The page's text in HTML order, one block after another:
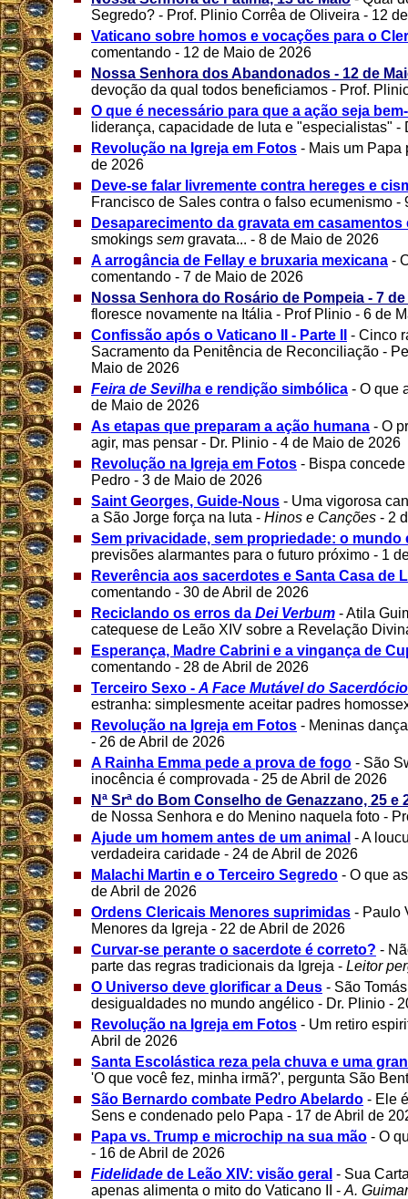
Segredo? - Prof. Plinio Corrêa de Oliveira - 12
Vaticano sobre homos e vocações para o
comentando - 12 de Maio de 2026
Nossa Senhora dos Abandonados - 12 de
devoção da qual todos beneficiamos - Prof.
O que é necessário para que a ação seja
liderança, capacidade de luta e "especialistas" -
Revolução na Igreja em Fotos - Mais um Papa
de 2026
Deve-se falar livremente contra hereges e
Francisco de Sales contra o falso ecumenismo -
Desaparecimento da gravata em casamentos
smokings sem gravata... - 8 de Maio de 2026
A arrogância de Fellay e bruxaria mexicana -
comentando - 7 de Maio de 2026
Nossa Senhora do Rosário de Pompeia - 7 de
floresce novamente na Itália - Prof Plinio - 6 de
Confissão após o Vaticano II - Parte II
- Cinco
Sacramento da Penitência de Reconciliação -
Maio de 2026
Feira de Sevilha e rendição simbólica - O que
de Maio de 2026
As etapas que preparam a ação humana - O
agir, mas pensar - Dr. Plinio - 4 de Maio de 2026
Revolução na Igreja em Fotos - Bispa
Pedro - 3 de Maio de 2026
Saint Georges, Guide-Nous - Uma vigorosa
a São Jorge força na luta - Hinos e Canções - 2
Sem privacidade, sem propriedade: o mundo
previsões alarmantes para o futuro próximo - 1
Reverência aos sacerdotes e Santa Casa de
comentando - 30 de Abril de 2026
Reciclando os erros da Dei Verbum - Atila
catequese de Leão XIV sobre a Revelação
Esperança, Madre Cabrini e a vingança de
comentando - 28 de Abril de 2026
Terceiro Sexo - A Face Mutável do Sacerdócio
estranha: simplesmente aceitar padres
Revolução na Igreja em Fotos - Meninas
- 26 de Abril de 2026
A Rainha Emma pede a prova de fogo - São
inocência é comprovada - 25 de Abril de 2026
Nª Srª do Bom Conselho de Genazzano, 25 e
de Nossa Senhora e do Menino naquela foto -
Ajude um homem antes de um animal - A
verdadeira caridade - 24 de Abril de 2026
Malachi Martin e o Terceiro Segredo - O que
de Abril de 2026
Ordens Clericais Menores suprimidas - Paulo
Menores da Igreja - 22 de Abril de 2026
Curvar-se perante o sacerdote é correto? -
parte das regras tradicionais da Igreja - Leitor
O Universo deve glorificar a Deus - São
desigualdades no mundo angélico - Dr. Plinio -
Revolução na Igreja em Fotos - Um retiro
Abril de 2026
Santa Escolástica reza pela chuva e uma
'O que você fez, minha irmã?', pergunta São
São Bernardo combate Pedro Abelardo - Ele
Sens e condenado pelo Papa - 17 de Abril de
Papa vs. Trump e microchip na sua mão - O
- 16 de Abril de 2026
Fidelidade de Leão XIV: visão geral - Sua
apenas alimenta o mito do Vaticano II - A.